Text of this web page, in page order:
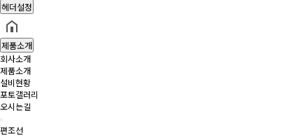
헤더설정
제품소개
회사소개
제품소개
설비현황
포토갤러리
오시는길
편조선